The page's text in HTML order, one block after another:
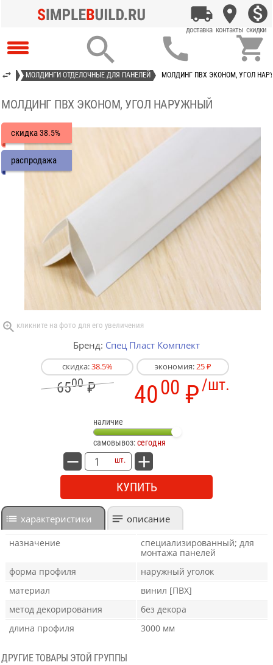
  
МОЛДИНГИ ОТДЕЛОЧНЫЕ ДЛЯ ПАНЕЛЕЙ МОЛДИНГ ПВХ ЭКОНОМ, УГОЛ
МОЛДИНГ ПВХ ЭКОНОМ, УГОЛ НАРУЖНЫЙ
скидка38.5%
распродажа
Бренд: Спец Пласт Комплект
скидка:38.5% экономия:25 ₽
6500₽ /шт.
4000 ₽
наличие
самовывоз:сегодня
шт.
КУПИТЬ
характеристики описание
назначение
специализированный; для
монтажа панелей
форма профиля
наружный уголок
материал
винил [ПВХ]
метод декорирования
без декора
длина профиля
3000 мм
ДРУГИЕ ТОВАРЫ ЭТОЙ ГРУППЫ